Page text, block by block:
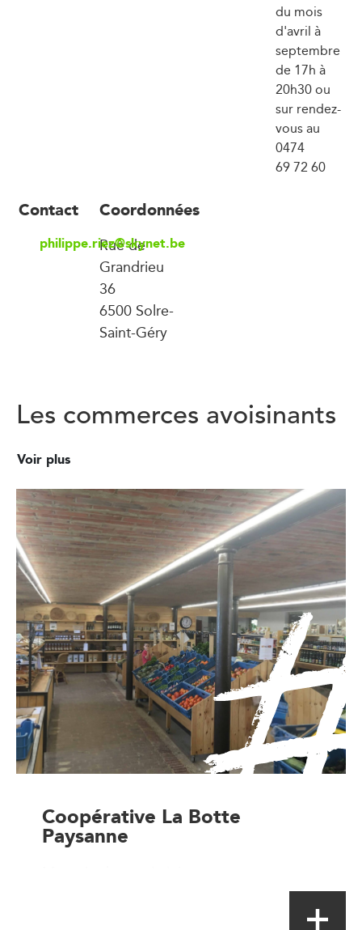
du mois
d'avril à
septembre
de 17h à
20h30 ou
sur rendez-
vous au
0474
69 72 60
Contact
philippe.riez@skynet.be
Coordonnées
Rue de
Grandrieu
36
6500 Solre-
Saint-Géry
Les commerces avoisinants
Voir plus
Coopérative La Botte
Paysanne